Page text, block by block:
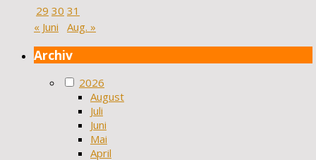
29 30 31
« Juni
Aug. »
Archiv
2026
August
Juli
Juni
Mai
April